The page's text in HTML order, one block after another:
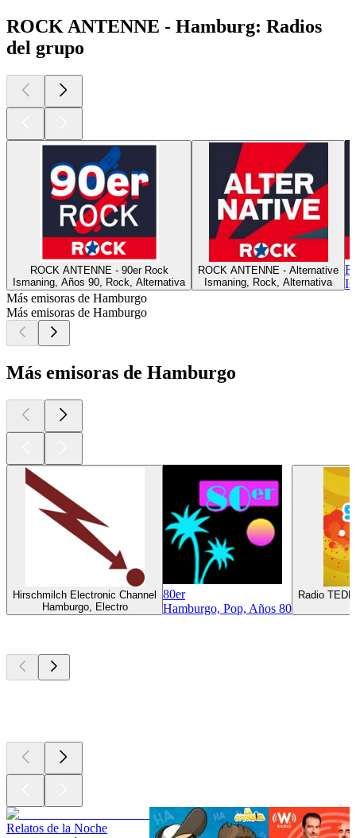
ROCK ANTENNE - Hamburg: Radios
del grupo
ROCK ANTENNE - 90er Rock
Ismaning, Años 90, Rock, Alternativa
ROCK ANTENNE - Alternative
Ismaning, Rock, Alternativa
Más emisoras de Hamburgo
Más emisoras de Hamburgo
Más emisoras de Hamburgo
Hirschmilch Electronic Channel
Hamburgo, Electro
80er
Hamburgo, Pop, Años 80
Radio
Relatos de la Noche